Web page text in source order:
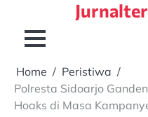
content
Home
Peristiwa
Polresta Sidoarjo
Hoaks di Masa